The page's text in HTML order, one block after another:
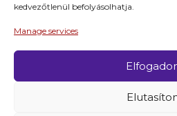
kedvezőtlenül befolyásolhatja.
Manage services
Impresszum
© 2026 Minden jog
A keszthely.hu KIADÓJA